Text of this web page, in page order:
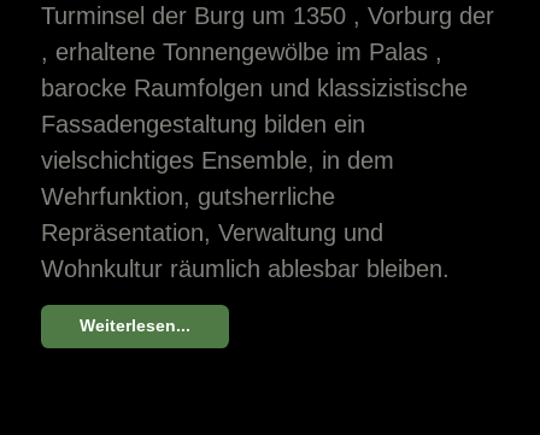
Turminsel der Burg um 1350 , Vorburg der
, erhaltene Tonnengewölbe im Palas ,
barocke Raumfolgen und klassizistische
Fassadengestaltung bilden ein
vielschichtiges Ensemble, in dem
Wehrfunktion, gutsherrliche
Repräsentation, Verwaltung und
Wohnkultur räumlich ablesbar bleiben.
Weiterlesen...